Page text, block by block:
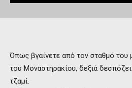
Όπως βγαίνετε από τον σταθμό του
του Μοναστηρακίου, δεξιά
τζαμί.